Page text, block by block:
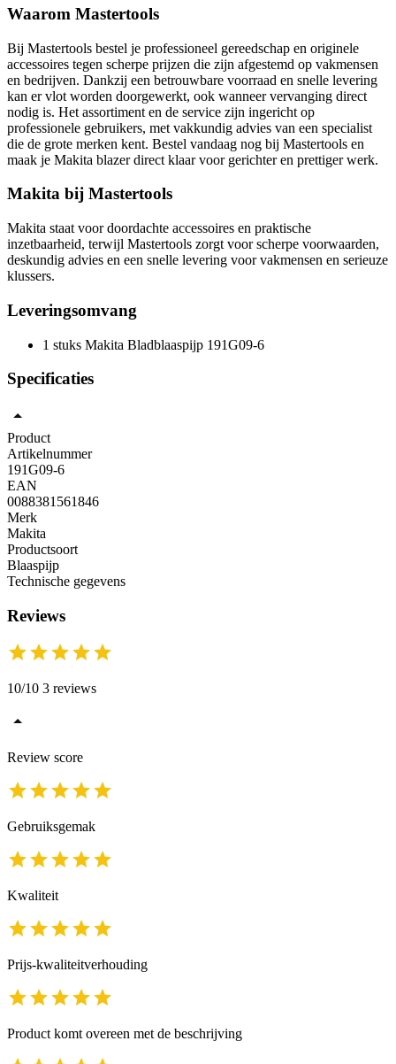
Waarom Mastertools
Bij Mastertools bestel je professioneel gereedschap en originele
accessoires tegen scherpe prijzen die zijn afgestemd op vakmensen
en bedrijven. Dankzij een betrouwbare voorraad en snelle levering
kan er vlot worden doorgewerkt, ook wanneer vervanging direct
nodig is. Het assortiment en de service zijn ingericht op
professionele gebruikers, met vakkundig advies van een specialist
die de grote merken kent. Bestel vandaag nog bij Mastertools en
maak je Makita blazer direct klaar voor gerichter en prettiger werk.
Makita bij Mastertools
Makita staat voor doordachte accessoires en praktische
inzetbaarheid, terwijl Mastertools zorgt voor scherpe voorwaarden,
deskundig advies en een snelle levering voor vakmensen en serieuze
klussers.
Leveringsomvang
1 stuks Makita Bladblaaspijp 191G09-6
Specificaties
Product
Artikelnummer
191G09-6
EAN
0088381561846
Merk
Makita
Productsoort
Blaaspijp
Technische gegevens
Reviews
10/10 3 reviews
Review score
Gebruiksgemak
Kwaliteit
Prijs-kwaliteitverhouding
Product komt overeen met de beschrijving